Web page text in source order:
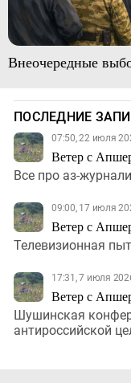
Внеочередные
ПОСЛЕДНИЕ
07:50, 22 июля
Ветер с
Все про аз-
09:00, 17 июля
Ветер с
Телевизионная
17:31, 7 июля
Ветер с
Шушинская
антироссийской